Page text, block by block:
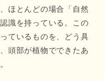
ほとんどの場合「自然
識を持っている。この
ているものを、どう具
頭部が植物でできたあ